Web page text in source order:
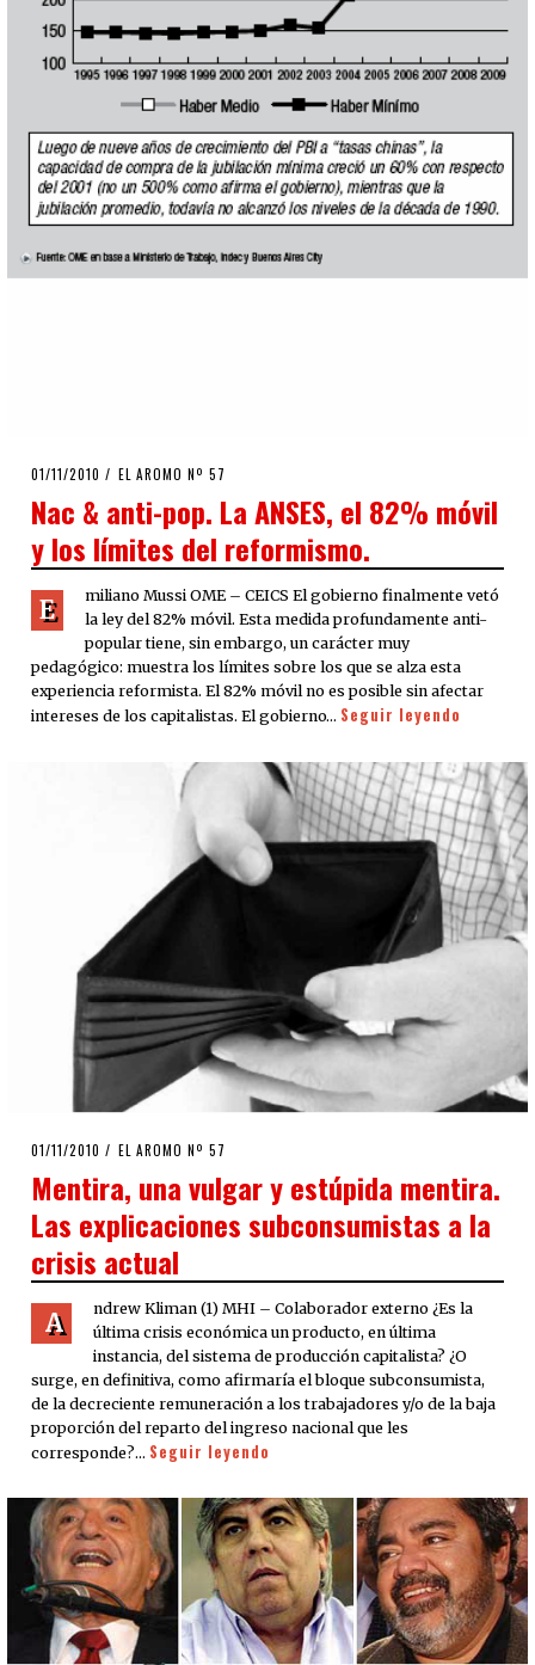
POSTED
01/11/2010 08/08/2020
EL AROMO Nº 57
Nac & anti-pop. La ANSES, el 82% móvil
y los límites del reformismo.
E
miliano Mussi OME – CEICS El gobierno finalmente vetó
la ley del 82% móvil. Esta medida profundamente anti-
popular tiene, sin embargo, un carácter muy
pedagógico: muestra los límites sobre los que se alza esta
experiencia reformista. El 82% móvil no es posible sin afectar
intereses de los capitalistas. El gobierno… Seguir leyendo
POSTED
01/11/2010 08/08/2020
EL AROMO Nº 57
Mentira, una vulgar y estúpida mentira.
Las explicaciones subconsumistas a la
crisis actual
A
ndrew Kliman (1) MHI – Colaborador externo ¿Es la
última crisis económica un producto, en última
instancia, del sistema de producción capitalista? ¿O
surge, en definitiva, como afirmaría el bloque subconsumista,
de la decreciente remuneración a los trabajadores y/o de la baja
proporción del reparto del ingreso nacional que les
corresponde?… Seguir leyendo